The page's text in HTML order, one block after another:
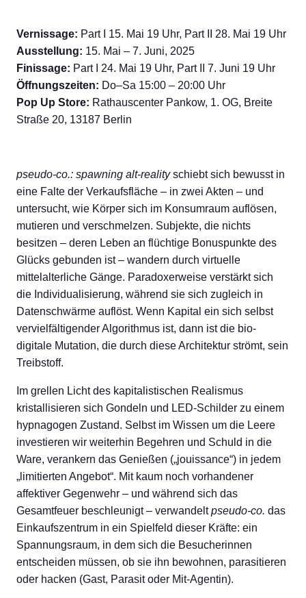
Vernissage: Part I 15. Mai 19 Uhr, Part II 28. Mai 19 Uhr
Ausstellung: 15. Mai – 7. Juni, 2025
Finissage: Part I 24. Mai 19 Uhr, Part II 7. Juni 19 Uhr
Öffnungszeiten: Do–Sa 15:00 – 20:00 Uhr
Pop Up Store: Rathauscenter Pankow, 1. OG, Breite
Straße 20, 13187 Berlin
pseudo-co.: spawning alt-realityschiebt sich bewusst in
eine Falte der Verkaufsfläche – in zwei Akten – und
untersucht, wie Körper sich im Konsumraum auflösen,
mutieren und verschmelzen. Subjekte, die nichts
besitzen – deren Leben an flüchtige Bonuspunkte des
Glücks gebunden ist – wandern durch virtuelle
mittelalterliche Gänge. Paradoxerweise verstärkt sich
die Individualisierung, während sie sich zugleich in
Datenschwärme auflöst. Wenn Kapital ein sich selbst
vervielfältigender Algorithmus ist, dann ist die bio-
digitale Mutation, die durch diese Architektur strömt, sein
Treibstoff.
Im grellen Licht des kapitalistischen Realismus
kristallisieren sich Gondeln und LED-Schilder zu einem
hypnagogen Zustand. Selbst im Wissen um die Leere
investieren wir weiterhin Begehren und Schuld in die
Ware, verankern das Genießen („jouissance“) in jedem
„limitierten Angebot“. Mit kaum noch vorhandener
affektiver Gegenwehr – und während sich das
Gesamtfeuer beschleunigt – verwandeltpseudo-co. das
Einkaufszentrum in ein Spielfeld dieser Kräfte: ein
Spannungsraum, in dem sich die Besucherinnen
entscheiden müssen, ob sie ihn bewohnen, parasitieren
oder hacken (Gast, Parasit oder Mit-Agentin).